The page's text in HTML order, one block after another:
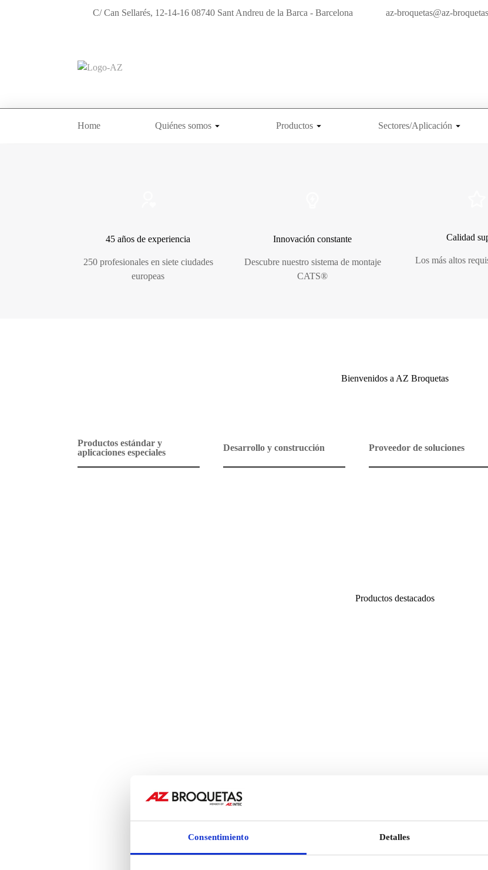
Consentimiento Detalles
C/ Can Sellarés, 12-14-16 08740 Sant Andreu de la Barca - Barcelona az-broquetas@az-
Home Quiénes somos Productos Sectores/Aplicación
45 años de experiencia
250 profesionales en siete ciudades
europeas
Innovación constante
Descubre nuestro sistema de montaje
CATS®
Calidad
Los más altos
Bienvenidos a AZ Broquetas
Productos estándar y
aplicaciones especiales
Desarrollo y construcción Proveedor de soluciones
Productos destacados
DETALLE